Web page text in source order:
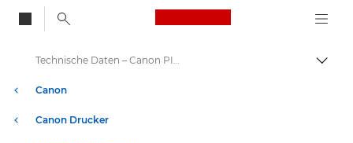
Canon Logo, back
Auf
Canon
Canon Drucker
Technische Daten – Canon PIXMA G3560